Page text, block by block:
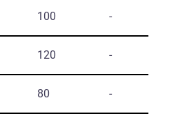
100 -
120 -
80 -